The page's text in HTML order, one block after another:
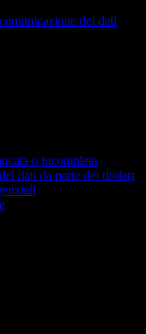
dei dati
o incompleta
dati da parte dei titolari